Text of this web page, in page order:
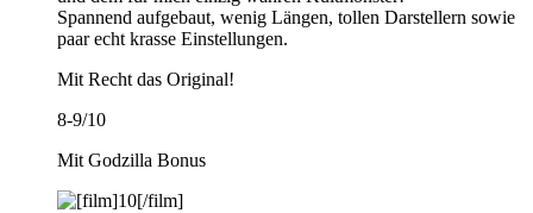
Spannend aufgebaut, wenig Längen, tollen Darstellern sowie
paar echt krasse Einstellungen.
Mit Recht das Original!
8-9/10
Mit Godzilla Bonus